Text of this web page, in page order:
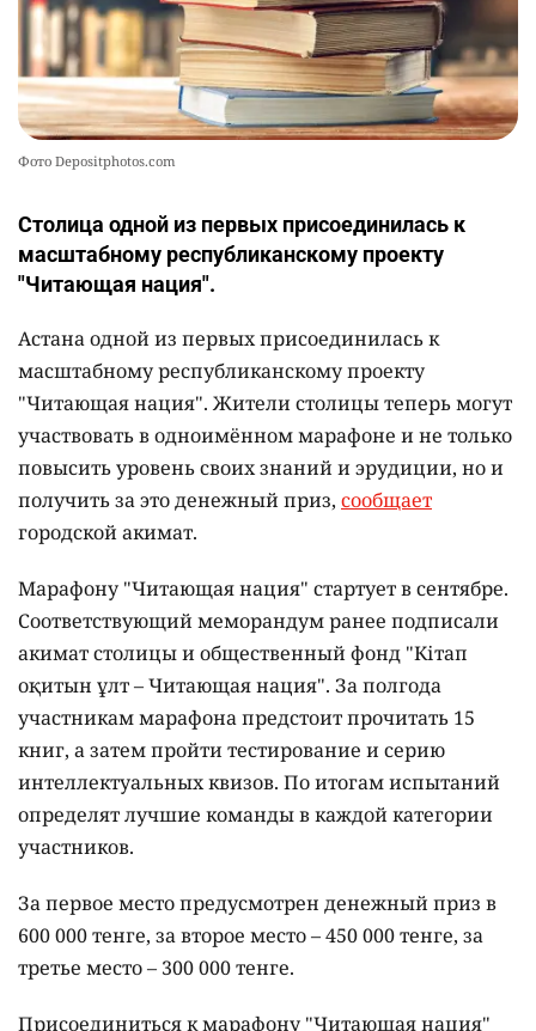
Фото Depositphotos.com
Столица одной из первых присоединилась к
масштабному республиканскому проекту
"Читающая нация".
Астана одной из первых присоединилась к
масштабному республиканскому проекту
"Читающая нация". Жители столицы теперь могут
участвовать в одноимённом марафоне и не только
повысить уровень своих знаний и эрудиции, но и
получить за это денежный приз, сообщает
городской акимат.
Марафону "Читающая нация" стартует в сентябре.
Соответствующий меморандум ранее подписали
акимат столицы и общественный фонд "Кітап
оқитын ұлт – Читающая нация". За полгода
участникам марафона предстоит прочитать 15
книг, а затем пройти тестирование и серию
интеллектуальных квизов. По итогам испытаний
определят лучшие команды в каждой категории
участников.
За первое место предусмотрен денежный приз в
600 000 тенге, за второе место – 450 000 тенге, за
третье место – 300 000 тенге.
Присоединиться к марафону "Читающая нация"